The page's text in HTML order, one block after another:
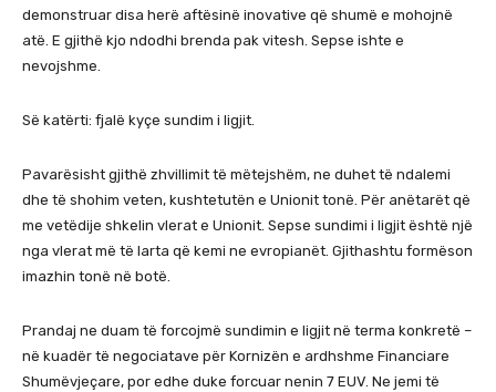
demonstruar disa herë aftësinë inovative që shumë e mohojnë
atë. E gjithë kjo ndodhi brenda pak vitesh. Sepse ishte e
nevojshme.
Së katërti: fjalë kyçe sundim i ligjit.
Pavarësisht gjithë zhvillimit të mëtejshëm, ne duhet të ndalemi
dhe të shohim veten, kushtetutën e Unionit tonë. Për anëtarët që
me vetëdije shkelin vlerat e Unionit. Sepse sundimi i ligjit është një
nga vlerat më të larta që kemi ne evropianët. Gjithashtu formëson
imazhin tonë në botë.
Prandaj ne duam të forcojmë sundimin e ligjit në terma konkretë –
në kuadër të negociatave për Kornizën e ardhshme Financiare
Shumëvjeçare, por edhe duke forcuar nenin 7 EUV. Ne jemi të